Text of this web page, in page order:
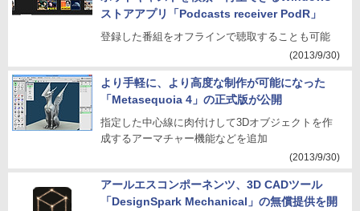
ストアアプリ「Podcasts receiver PodR」
登録した番組をオフラインで聴取することも可能
(2013/9/30)
より手軽に、より高度な制作が可能になった
「Metasequoia 4」の正式版が公開
指定した中心線に肉付けして3Dオブジェクトを作
成するアーマチャー機能などを追加
(2013/9/30)
アールエスコンポーネンツ、3D CADツール
「DesignSpark Mechanical」の無償提供を開